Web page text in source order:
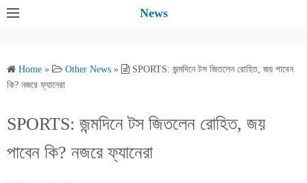
News
Home » Other News »
SPORTS: জন্মদিনে টস জিতলেন রোহিত, জয় পাবেন
কি? নজরে ফ্যানেরা
SPORTS: জন্মদিনে টস জিতলেন রোহিত, জয়
পাবেন কি? নজরে ফ্যানেরা